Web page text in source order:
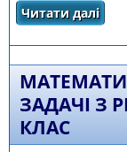
Читати даліпро
ЗАДАЧІ З
КЛАС